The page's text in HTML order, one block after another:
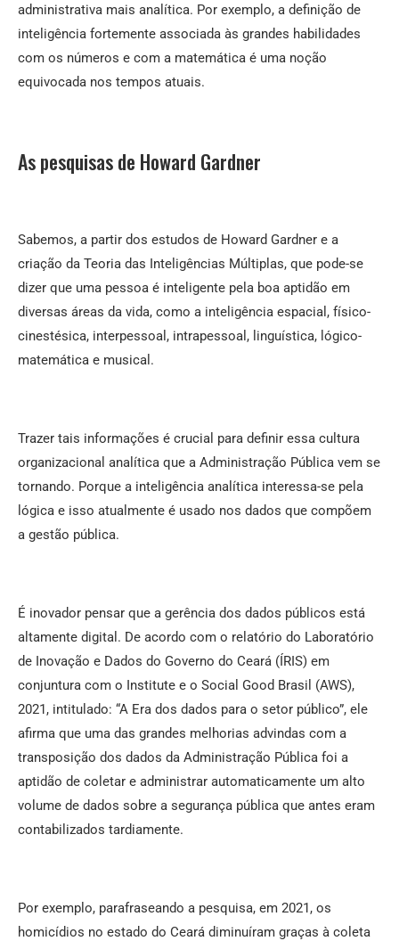
administrativa mais analítica. Por exemplo, a definição de
inteligência fortemente associada às grandes habilidades
com os números e com a matemática é uma noção
equivocada nos tempos atuais.
As pesquisas de Howard Gardner
Sabemos, a partir dos estudos de Howard Gardner e a
criação da Teoria das Inteligências Múltiplas, que pode-se
dizer que uma pessoa é inteligente pela boa aptidão em
diversas áreas da vida, como a inteligência espacial, físico-
cinestésica, interpessoal, intrapessoal, linguística, lógico-
matemática e musical.
Trazer tais informações é crucial para definir essa cultura
organizacional analítica que a Administração Pública vem se
tornando. Porque a inteligência analítica interessa-se pela
lógica e isso atualmente é usado nos dados que compõem
a gestão pública.
É inovador pensar que a gerência dos dados públicos está
altamente digital. De acordo com o relatório do Laboratório
de Inovação e Dados do Governo do Ceará (ÍRIS) em
conjuntura com o Institute e o Social Good Brasil (AWS),
2021, intitulado: “A Era dos dados para o setor público”, ele
afirma que uma das grandes melhorias advindas com a
transposição dos dados da Administração Pública foi a
aptidão de coletar e administrar automaticamente um alto
volume de dados sobre a segurança pública que antes eram
contabilizados tardiamente.
Por exemplo, parafraseando a pesquisa, em 2021, os
homicídios no estado do Ceará diminuíram graças à coleta